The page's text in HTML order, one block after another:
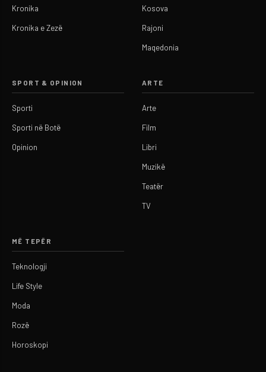
Kronika
Kronika e Zezë
Kosova
Rajoni
Maqedonia
SPORT & OPINION
Sporti
Sporti në Botë
Opinion
ARTE
Arte
Film
Libri
Muzikë
Teatër
TV
MË TEPËR
Teknologji
Life Style
Moda
Rozë
Horoskopi